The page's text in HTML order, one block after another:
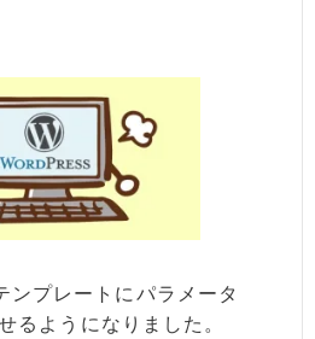
プレートにパラメータ
るようになりました。